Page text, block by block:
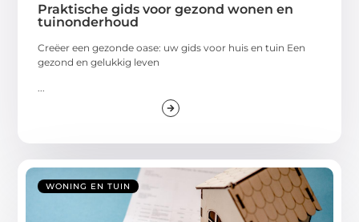
Praktische gids voor gezond wonen en
tuinonderhoud
Creëer een gezonde oase: uw gids voor huis en tuin Een
gezond en gelukkig leven
...
WONING EN TUIN